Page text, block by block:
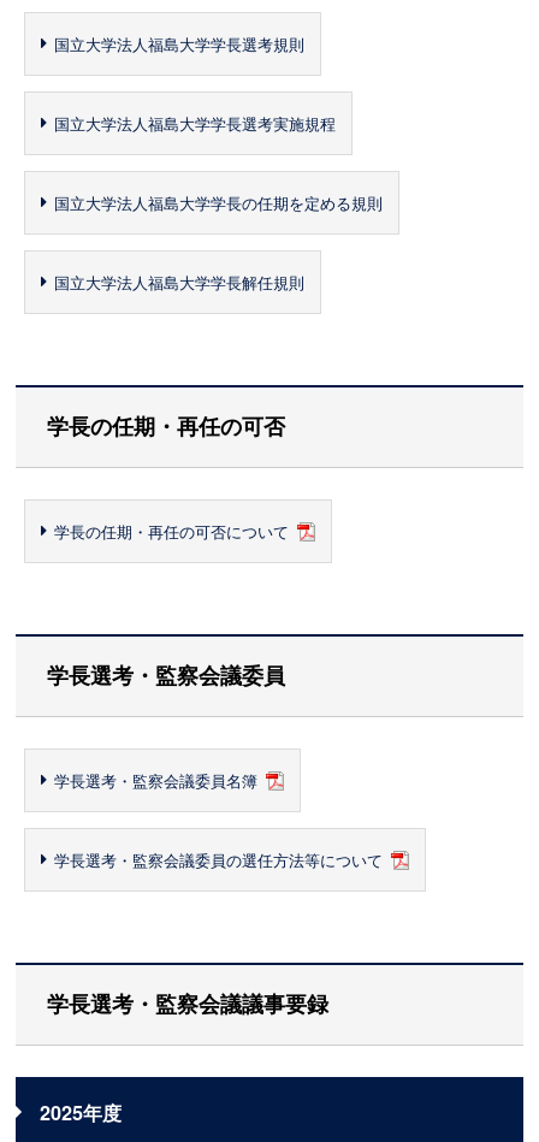
国立大学法人福島大学学長選考規則
国立大学法人福島大学学長選考実施規程
国立大学法人福島大学学長の任期を定める規則
国立大学法人福島大学学長解任規則
学長の任期・再任の可否
学長の任期・再任の可否について
学長選考・監察会議委員
学長選考・監察会議委員名簿
学長選考・監察会議委員の選任方法等について
学長選考・監察会議議事要録
2025年度